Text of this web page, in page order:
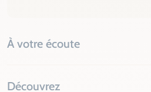
À votre écoute
Découvrez